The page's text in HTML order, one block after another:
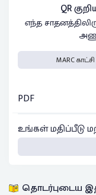
QR
எந்த
MARC காட்சி
PDF
உங்கள் மதிப்பீடு
தொடர்புடைய